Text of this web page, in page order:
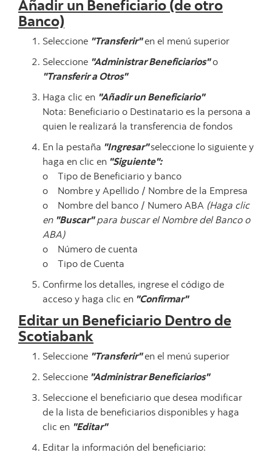
Añadir un Beneficiario (de otro
Banco)
Seleccione "Transferir"en el menú superior
Seleccione "Administrar Beneficiarios"o
"Transferir a Otros"
Haga clic en "Añadir un Beneficiario"
Nota: Beneficiario o Destinatario es la persona a
quien le realizará la transferencia de fondos
En la pestaña "Ingresar"seleccione lo siguiente y
haga en clic en "Siguiente":
o Tipo de Beneficiario y banco
o Nombre y Apellido / Nombre de la Empresa
o Nombre del banco / Numero ABA (Haga clic
en "Buscar"para buscar el Nombre del Banco o
ABA)
o Número de cuenta
o Tipo de Cuenta
Confirme los detalles, ingrese el código de
acceso y haga clic en "Confirmar"
Editar un Beneficiario Dentro de
Scotiabank
Seleccione "Transferir"en el menú superior
Seleccione "Administrar Beneficiarios"
Seleccione el beneficiario que desea modificar
de la lista de beneficiarios disponibles y haga
clic en "Editar"
Editar la información del beneficiario: